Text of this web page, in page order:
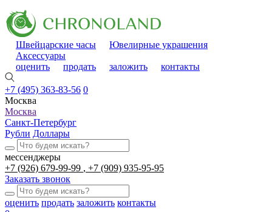
Швейцарские часы
Ювелирные украшения
Аксессуары
оценить
продать заложить контакты
+7 (495) 363-83-56 0
Москва
Москва
Санкт-Петербург
Рубли Доллары
мессенджеры
+7 (926) 679-99-99
+7 (909) 935-95-95
Заказать звонок
оценить продать заложить контакты